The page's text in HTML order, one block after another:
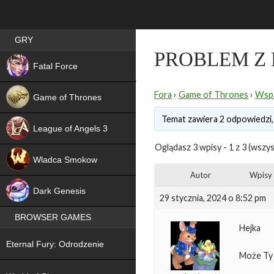
PROBLEM Z
Fora › Game of Thrones ›
Temat zawiera 2
Oglądasz 3 wpisy - 1 z 3
Autor Wpisy
29 stycznia, 2024 o 8:52 pm
Hejka
Może
Best RPG games in Poland
GRY
Fatal Force
Game of Thrones
League of Angels 3
Wladca Smokow
Dark Genesis
BROWSER GAMES
Eternal Fury: Odrodzenie